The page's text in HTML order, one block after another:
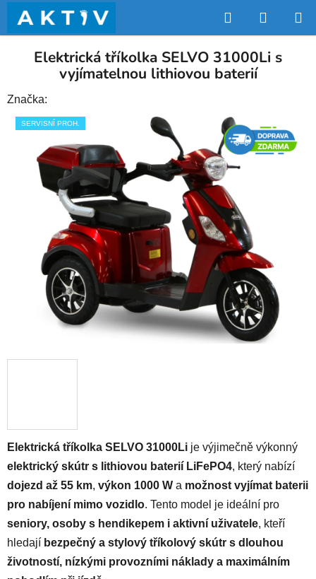
obsah
Hledat
KOŠÍK
Elektrická tříkolka SELVO 31000Li je výjimečně výkonný
elektrický skútr s lithiovou baterií LiFePO4, který nabízí
dojezd až 55 km, výkon 1000 W a možnost vyjímat baterii
pro nabíjení mimo vozidlo. Tento model je ideální pro
seniory, osoby s hendikepem i aktivní uživatele, kteří
hledají bezpečný a stylový tříkolový skútr s dlouhou
životností, nízkými provozními náklady a maximálním
Elektrická tříkolka SELVO 31000Li s
vyjímatelnou lithiovou baterií
Značka:
SERVISNÍ PROH.